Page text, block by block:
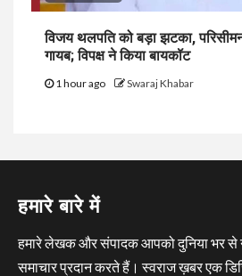
विजय थलपति को बड़ा झटका,
गायब; विपक्ष ने किया बायकॉट
1 hour ago Swaraj Khabar
हमारे बारे में
हमारे लेखक और संपादक आपको दुनिया भर से
समाचार प्रदान करते हैं। स्वराज ख़बर एक